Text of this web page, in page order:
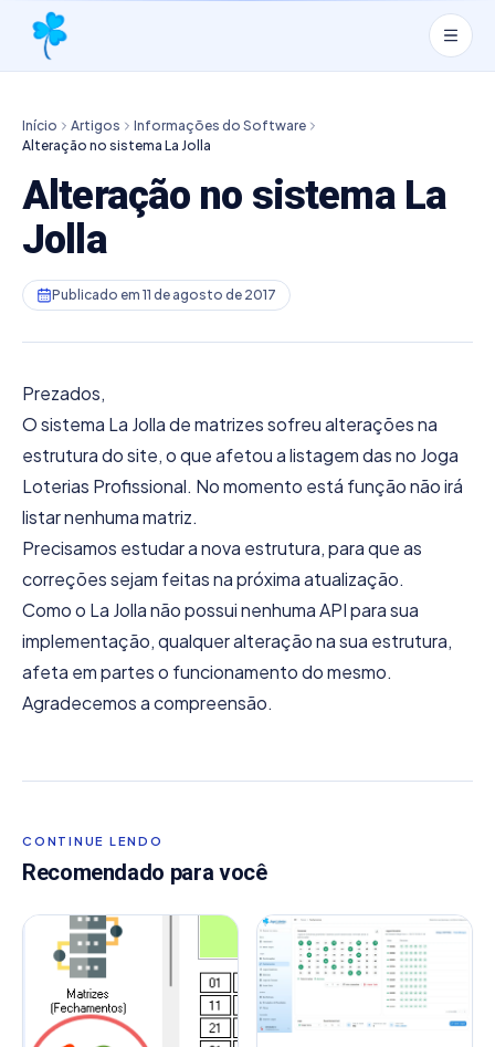
Início Artigos
Informações do Software
Alteração no sistema La Jolla
Alteração no sistema La
Jolla
Publicado em 11 de agosto de 2017
Prezados,
O sistema La Jolla de matrizes sofreu alterações na
estrutura do site, o que afetou a listagem das no Joga
Loterias Profissional. No momento está função não irá
listar nenhuma matriz.
Precisamos estudar a nova estrutura, para que as
correções sejam feitas na próxima atualização.
Como o La Jolla não possui nenhuma API para sua
implementação, qualquer alteração na sua estrutura,
afeta em partes o funcionamento do mesmo.
Agradecemos a compreensão.
CONTINUE LENDO
Recomendado para você